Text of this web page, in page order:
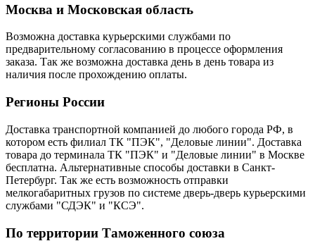
Москва и Московская область
Возможна доставка курьерскими службами по
предварительному согласованию в процессе оформления
заказа. Так же возможна доставка день в день товара из
наличия после прохождению оплаты.
Регионы России
Доставка транспортной компанией до любого города РФ, в
котором есть филиал ТК "ПЭК", "Деловые линии". Доставка
товара до терминала ТК "ПЭК" и "Деловые линии" в Москве
бесплатна. Альтернативные способы доставки в Санкт-
Петербург. Так же есть возможность отправки
мелкогабаритных грузов по системе дверь-дверь курьерскими
службами "СДЭК" и "КСЭ".
По территории Таможенного союза